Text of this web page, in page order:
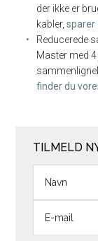
der ikke er
kabler,sparer
Reducerede
Master med 4
finder du
TILMELD